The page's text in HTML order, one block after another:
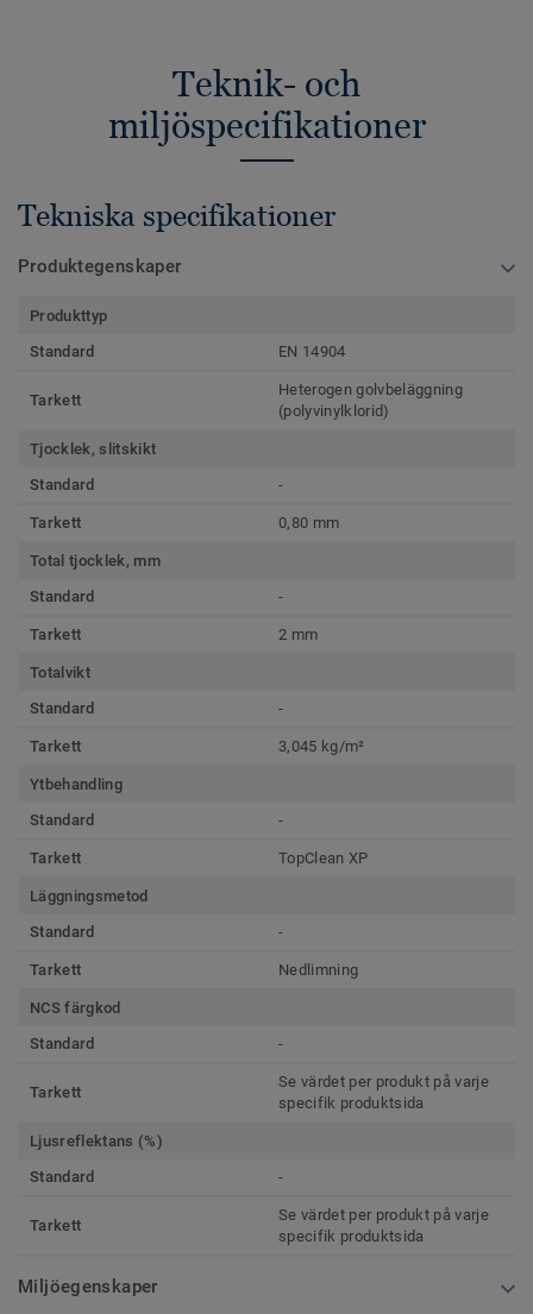
Teknik- och
miljöspecifikationer
Tekniska specifikationer
Produktegenskaper
Produkttyp
Standard
EN 14904
Tarkett
Heterogen golvbeläggning
(polyvinylklorid)
Tjocklek, slitskikt
Standard
-
Tarkett 0,80 mm
Total tjocklek, mm
Standard
-
Tarkett 2 mm
Totalvikt
Standard
-
Tarkett 3,045 kg/m²
Ytbehandling
Standard
-
Tarkett TopClean XP
Läggningsmetod
Standard
-
Tarkett Nedlimning
NCS färgkod
Standard
-
Tarkett
Se värdet per produkt på varje
specifik produktsida
Ljusreflektans (%)
Standard
-
Tarkett
Se värdet per produkt på varje
specifik produktsida
Miljöegenskaper